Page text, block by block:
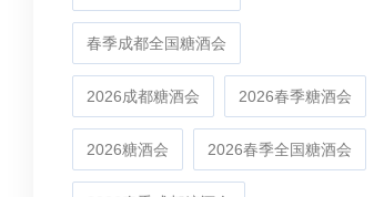
春季成都全国糖酒会
2026成都糖酒会 2026春季糖酒会
2026糖酒会 2026春季全国糖酒会